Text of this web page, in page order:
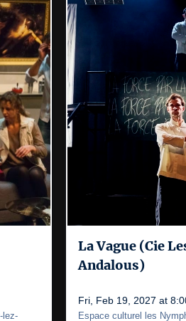
lez-
La Vague (Cie
Andalous)
Fri, Feb 19, 2027 at
Espace culturel les